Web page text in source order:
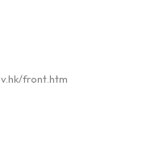
front.htm